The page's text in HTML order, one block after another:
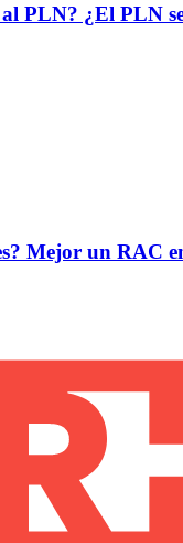
PLN? ¿El PLN
Mejor un RAC